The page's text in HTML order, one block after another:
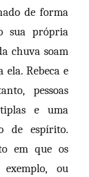
de forma
sua própria
chuva soam
ela. Rebeca e
pessoas
e uma
de espírito.
em que os
ou